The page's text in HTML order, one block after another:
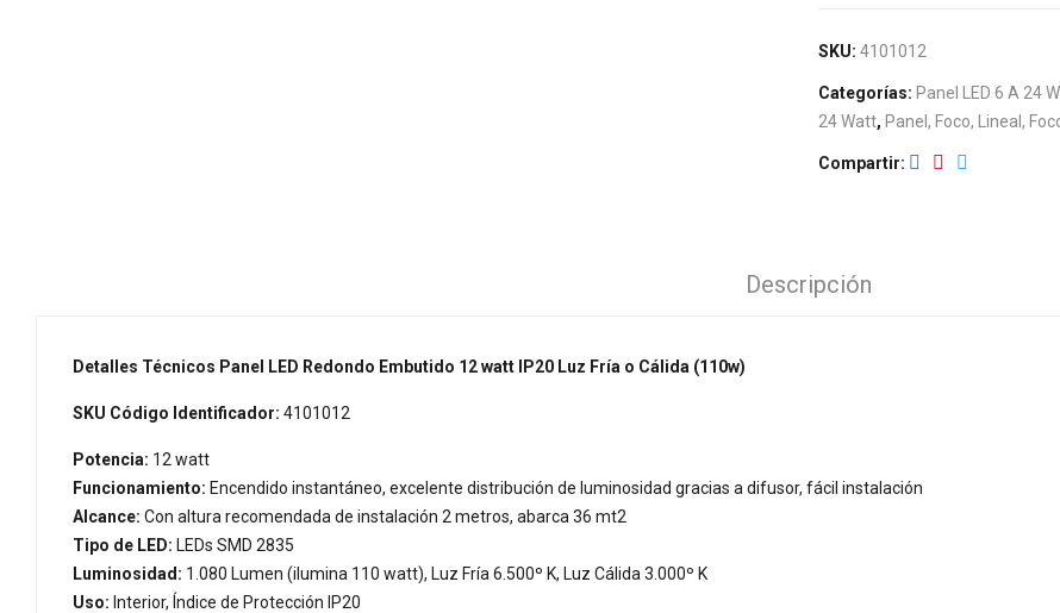
SKU: 4101012
Categorías: Panel LED 6 A 24
24 Watt, Panel, Foco, Lineal,
Compartir
Descripción
Detalles Técnicos Panel LED Redondo Embutido 12 watt IP20 Luz Fría o Cálida (110w)
SKU Código Identificador: 4101012
Potencia: 12 watt
Funcionamiento: Encendido instantáneo, excelente distribución de luminosidad gracias a difusor, fácil instalación
Alcance: Con altura recomendada de instalación 2 metros, abarca 36 mt2
Tipo de LED: LEDs SMD 2835
Luminosidad: 1.080 Lumen (ilumina 110 watt), Luz Fría 6.500º K, Luz Cálida 3.000º K
Uso: Interior, Índice de Protección IP20